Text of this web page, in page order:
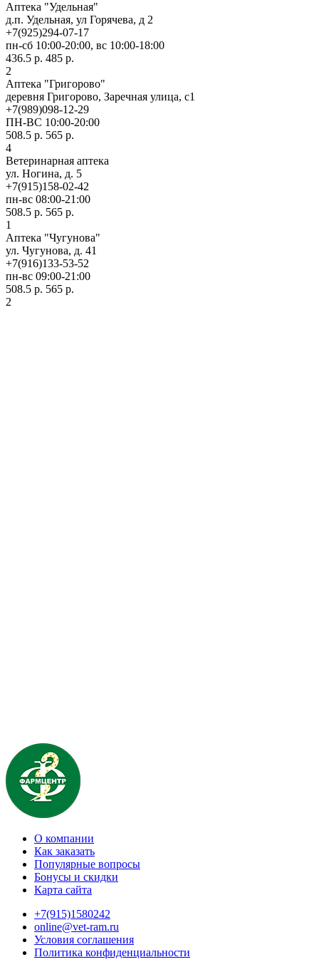
Аптека "Удельная"
д.п. Удельная, ул Горячева, д 2
+7(925)294-07-17
пн-сб 10:00-20:00, вс 10:00-18:00
436.5 р. 485 р.
2
Аптека "Григорово"
деревня Григорово, Заречная улица, с1
+7(989)098-12-29
ПН-ВС 10:00-20:00
508.5 р. 565 р.
4
Ветеринарная аптека
ул. Ногина, д. 5
+7(915)158-02-42
пн-вс 08:00-21:00
508.5 р. 565 р.
1
Аптека "Чугунова"
ул. Чугунова, д. 41
+7(916)133-53-52
пн-вс 09:00-21:00
508.5 р. 565 р.
2
О компании
Как заказать
Популярные вопросы
Бонусы и скидки
Карта сайта
+7(915)1580242
online@vet-ram.ru
Условия соглашения
Политика конфиденциальности